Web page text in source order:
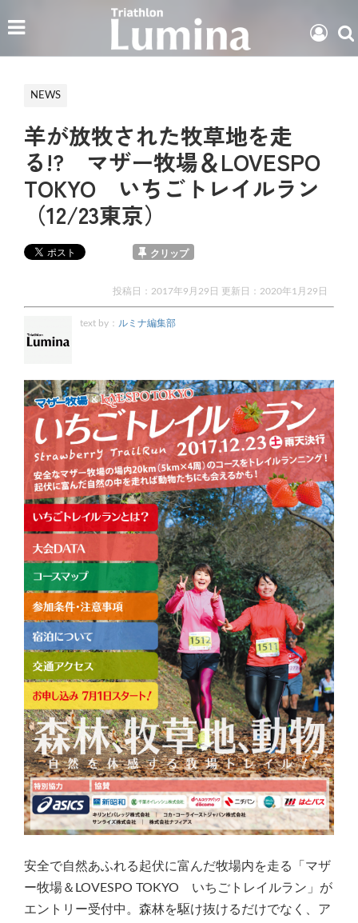
NEWS
羊が放牧された牧草地を走
る!? マザー牧場＆LOVESPO
TOKYO いちごトレイルラン
（12/23東京）
クリップ
投稿日：2017年9月29日 更新日： 2020年1月29日
text by： ルミナ編集部
安全で自然あふれる起伏に富んだ牧場内を走る「マザ
ー牧場＆LOVESPO TOKYO いちごトレイルラン」が
エントリー受付中。森林を駆け抜けるだけでなく、ア